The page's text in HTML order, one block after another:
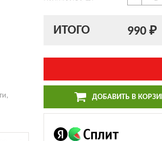
ИТОГО 990 ₽
ДОБАВИТЬ В